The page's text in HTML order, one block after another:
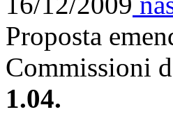
Proposta
Commissioni
1.04.